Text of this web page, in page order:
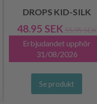
DROPS KID-SILK
48.95 SEK 55.95 SEK
Erbjudandet upphör
31/08/2026
Se produkt